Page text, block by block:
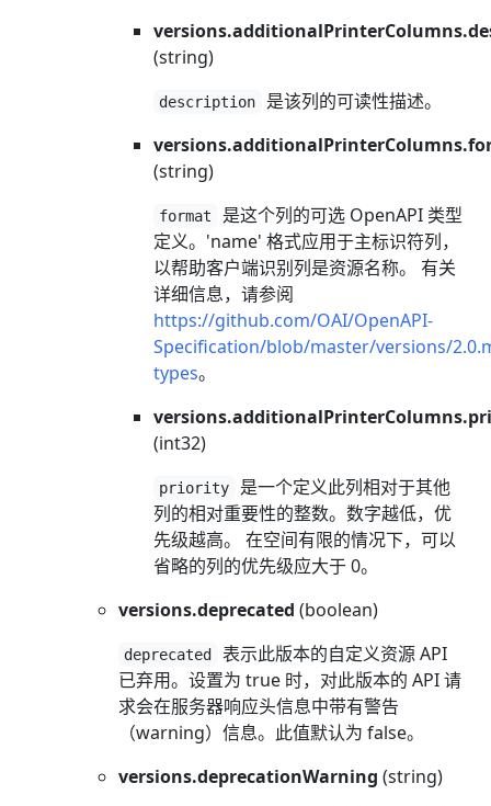
(string)
description
是该列的可读性描述。
(string)
format
是这个列的可选 OpenAPI 类型
定义。'name' 格式应用于主标识符列，
以帮助客户端识别列是资源名称。 有关
详细信息，请参阅
https://github.com/OAI/OpenAPI-
Specification/blob/master/versions/
types。
(int32)
priority
是一个定义此列相对于其他
列的相对重要性的整数。数字越低，优
先级越高。 在空间有限的情况下，可以
省略的列的优先级应大于 0。
versions.deprecated (boolean)
deprecated
表示此版本的自定义资源 API
已弃用。设置为 true 时，对此版本的 API 请
求会在服务器响应头信息中带有警告
（warning）信息。此值默认为 false。
versions.deprecationWarning (string)